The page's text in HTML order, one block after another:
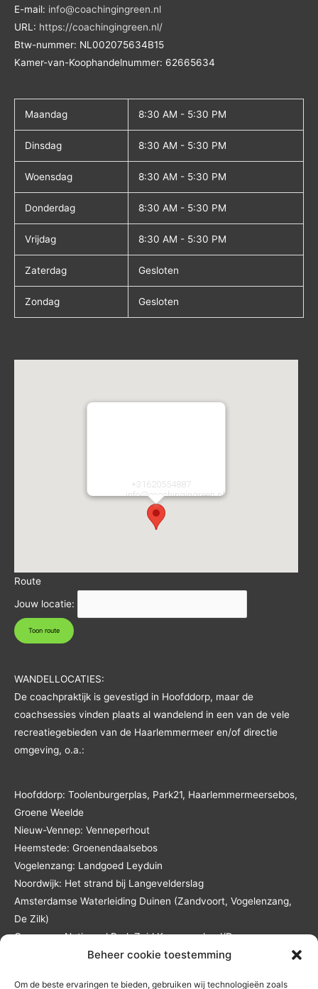
Beheer cookie toestemming
Om de beste ervaringen te bieden, gebruiken wij technologieën zoals
E-mail: info@coachingingreen.nl
URL: https://coachingingreen.nl/
Btw-nummer: NL002075634B15
Kamer-van-Koophandelnummer: 62665634
Maandag 8:30 AM - 5:30 PM
Dinsdag 8:30 AM - 5:30 PM
Woensdag 8:30 AM - 5:30 PM
Donderdag 8:30 AM - 5:30 PM
Vrijdag 8:30 AM - 5:30 PM
Zaterdag Gesloten
Zondag Gesloten
+31620554887
E-mail:info@coachingingreen.nl
https://coachingingreen.nl/
Route
Jouw locatie:
WANDELLOCATIES:
De coachpraktijk is gevestigd in Hoofddorp, maar de
coachsessies vinden plaats al wandelend in een van de vele
recreatiegebieden van de Haarlemmermeer en/of directie
omgeving, o.a.:
Hoofddorp: Toolenburgerplas, Park21, Haarlemmermeersebos,
Groene Weelde
Nieuw-Vennep: Venneperhout
Heemstede: Groenendaalsebos
Vogelenzang: Landgoed Leyduin
Noordwijk: Het strand bij Langevelderslag
Amsterdamse Waterleiding Duinen (Zandvoort, Vogelenzang,
De Zilk)
Overveen: Nationaal Park Zuid Kennemerland/De
Kennemerduinen